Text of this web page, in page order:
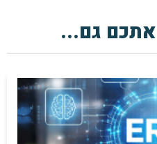
אתכם גם...